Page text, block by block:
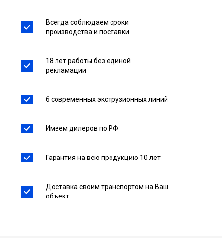
Всегда соблюдаем сроки
производства и поставки
18 лет работы без единой
рекламации
6 современных экструзионных линий
Имеем дилеров по РФ
Гарантия на всю продукцию 10 лет
Доставка своим транспортом на Ваш
объект